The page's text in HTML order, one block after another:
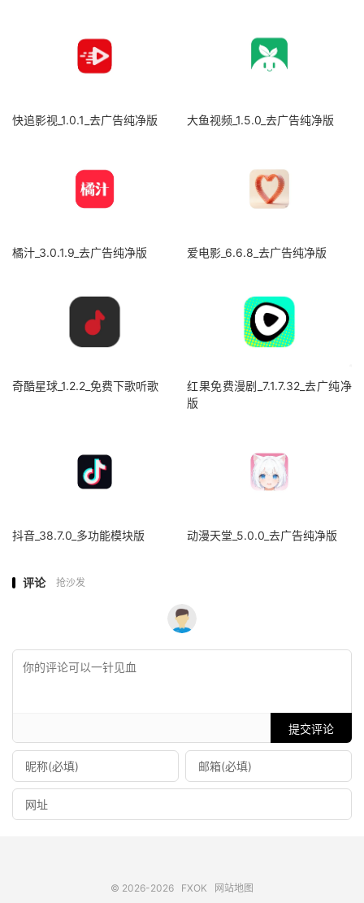
快追影视_1.0.1_去广告纯净版 大鱼视频_1.5.0_去广告纯净版
橘汁_3.0.1.9_去广告纯净版 爱电影_6.6.8_去广告纯净版
奇酷星球_1.2.2_免费下歌听歌
红果免费漫剧_7.1.7.32_去广纯净
版
抖音_38.7.0_多功能模块版 动漫天堂_5.0.0_去广告纯净版
评论 抢沙发
提交评论
© 2026-2026 FXOK 网站地图